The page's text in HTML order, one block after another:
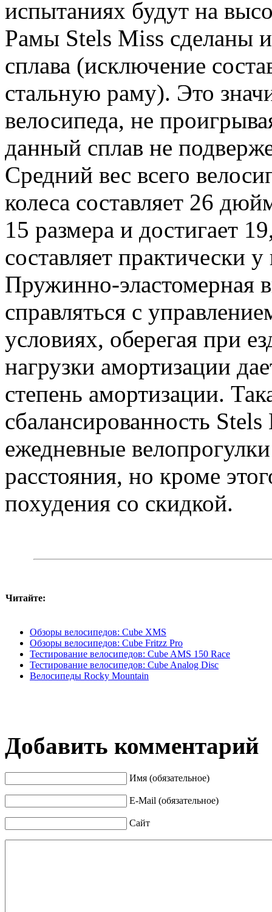
испытаниях будут на
Рамы Stels Miss сделаны
сплава (исключение
стальную раму). Это
велосипеда, не
данный сплав не
Средний вес всего
колеса составляет 26
15 размера и достигает
составляет практически
Пружинно-эластомерная
справляться с
условиях, оберегая при
нагрузки амортизации
степень амортизации.
сбалансированность
ежедневные
расстояния, но кроме
похудения со скидкой.
Читайте:
Обзоры велосипедов: Cube XMS
Обзоры велосипедов: Cube Fritzz Pro
Тестирование велосипедов: Cube AMS 150 Race
Тестирование велосипедов: Cube Analog Disc
Велосипеды Rocky Mountain
Добавить комментарий
Имя (обязательное)
E-Mail (обязательное)
Сайт